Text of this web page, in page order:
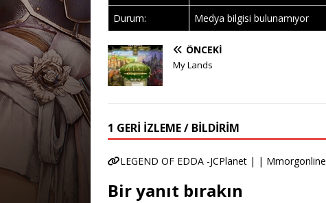
Durum:
Medya bilgisi bulunamıyor
ÖNCEKI
My Lands
1 GERI IZLEME / BILDIRIM
LEGEND OF EDDA -JCPlanet | |
Bir yanıt bırakın